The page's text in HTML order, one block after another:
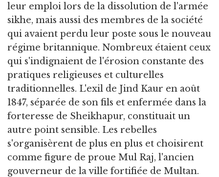
leur emploi lors de la dissolution de l'armée
sikhe, mais aussi des membres de la société
qui avaient perdu leur poste sous le nouveau
régime britannique. Nombreux étaient ceux
qui s'indignaient de l'érosion constante des
pratiques religieuses et culturelles
traditionnelles. L'exil de Jind Kaur en août
1847, séparée de son fils et enfermée dans la
forteresse de Sheikhapur, constituait un
autre point sensible. Les rebelles
s'organisèrent de plus en plus et choisirent
comme figure de proue Mul Raj, l'ancien
gouverneur de la ville fortifiée de Multan.